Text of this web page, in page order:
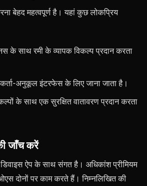
बेहद महत्वपूर्ण है। यहां कुछ लोकप्रिय
के साथ रमी के व्यापक विकल्प प्रदान करता
अनुकूल इंटरफेस के लिए जाना जाता है।
के साथ एक सुरक्षित वातावरण प्रदान करता
जाँच करें
ऐप के साथ संगत है। अधिकांश प्रीमियम
दोनों पर काम करते हैं। निम्नलिखित की